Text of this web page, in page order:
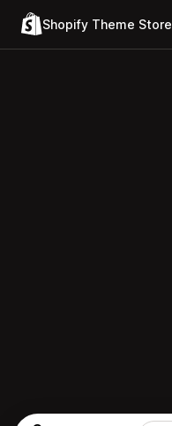
Shopify Theme Store